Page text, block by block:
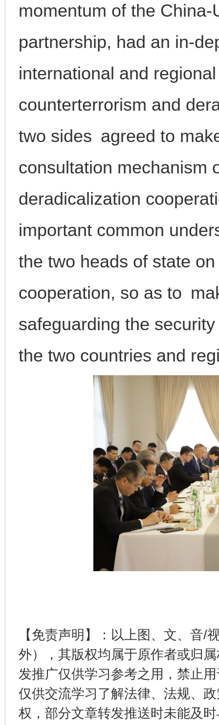
momentum of the
partnership, had an in-
international and
counterterrorism and
two sides agreed to
consultation mechanism
deradicalization
important common
the two heads of state
cooperation, so as to
safeguarding the
the two countries and
【免责声明】：以上图、文、音/
外），其版权均属于原作者或归
发推广仅供学习参考之用，禁止
仅供交流学习了解法律、法规、
权，部分文章转发推送时未能及
完善运行机制助力责任有效落实 一纸欠